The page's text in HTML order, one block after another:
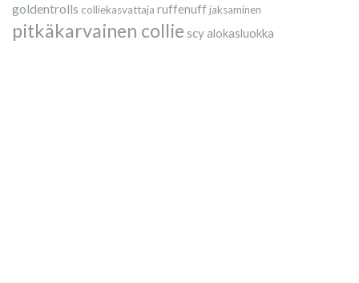
goldentrolls colliekasvattaja ruffenuffjaksaminen
pitkäkarvainen collie scyalokasluokka